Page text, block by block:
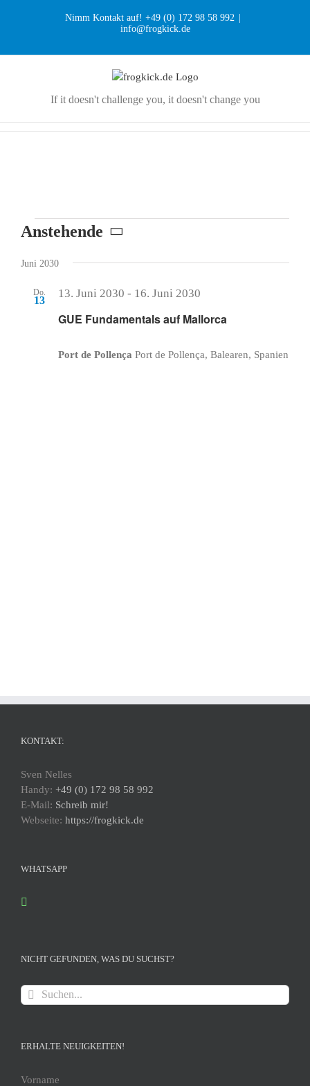
Nimm Kontakt auf! +49 (0) 172 98 58 992
info@frogkick.de
If it doesn't challenge you, it doesn't change you
Veranstaltungen
Anstehende
wählen.
Juni 2030
Do.
13
GUE Fundamentals auf Mallorca
13. Juni 2030 - 16. Juni 2030
Port de Pollença Port de Pollença, Balearen, Spanien
KONTAKT:
Sven Nelles
Handy: +49 (0) 172 98 58 992
E-Mail: Schreib mir!
Webseite: https://frogkick.de
WHATSAPP
NICHT GEFUNDEN, WAS DU SUCHST?
Suche
nach:
ERHALTE NEUIGKEITEN!
Vorname